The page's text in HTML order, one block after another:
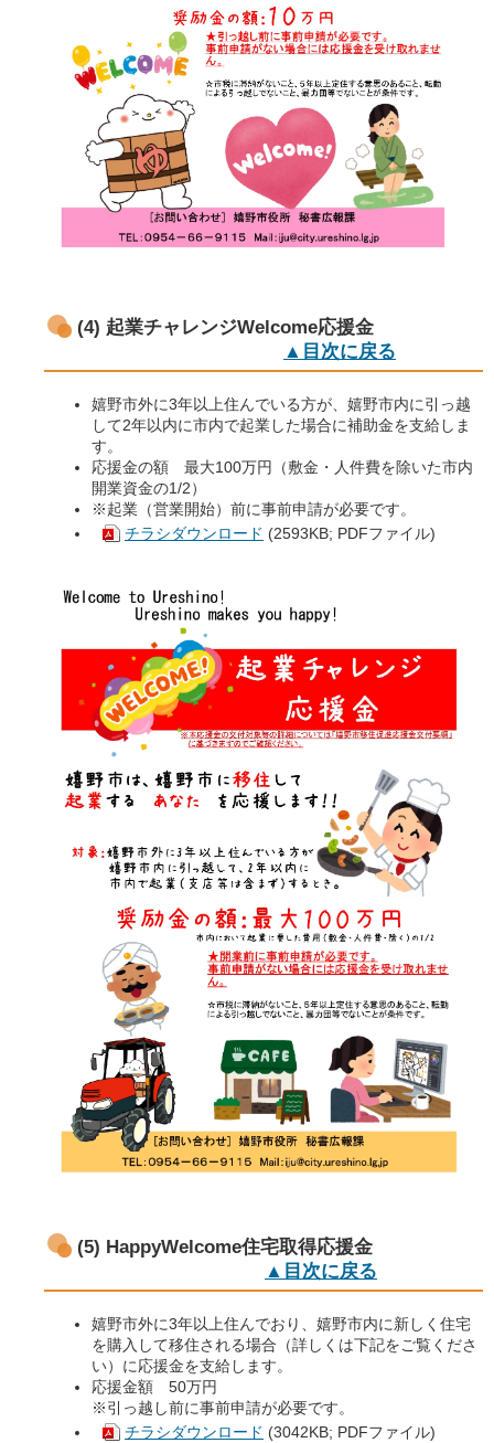
(4) 起業チャレンジWelcome応援金
▲目次に戻る
嬉野市外に3年以上住んでいる方が、嬉野市内に引っ越
して2年以内に市内で起業した場合に補助金を支給しま
す。
応援金の額 最大100万円（敷金・人件費を除いた市内
開業資金の1/2）
※起業（営業開始）前に事前申請が必要です。
チラシダウンロード (2593KB; PDFファイル)
(5) HappyWelcome住宅取得応援金
▲目次に戻る
嬉野市外に3年以上住んでおり、嬉野市内に新しく住宅
を購入して移住される場合（詳しくは下記をご覧くださ
い）に応援金を支給します。
応援金額 50万円
※引っ越し前に事前申請が必要です。
チラシダウンロード (3042KB; PDFファイル)